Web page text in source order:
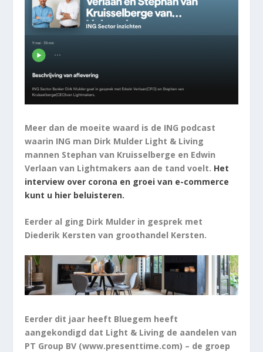
Meer dan de moeite waard is de ING podcast
waarin ING man Dirk Mulder Light & Living
mannen Stephan van Kruisselberge en Edwin
Verlaan van Lightmakers aan de tand voelt. Het
interview over corona en groei van e-commerce
kunt u hier beluisteren.
Eerder al ging Dirk Mulder in gesprek met
Diederik Kersten van groothandel Kersten.
Eerder dit jaar heeft Bluegem heeft
aangekondigd dat Light & Living de aandelen van
PT Group BV (www.presenttime.com) – de groep